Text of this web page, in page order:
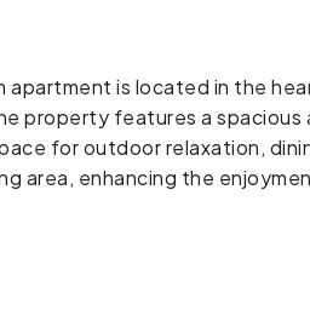
apartment is located in the
property features a spacious
for outdoor relaxation,
area, enhancing the